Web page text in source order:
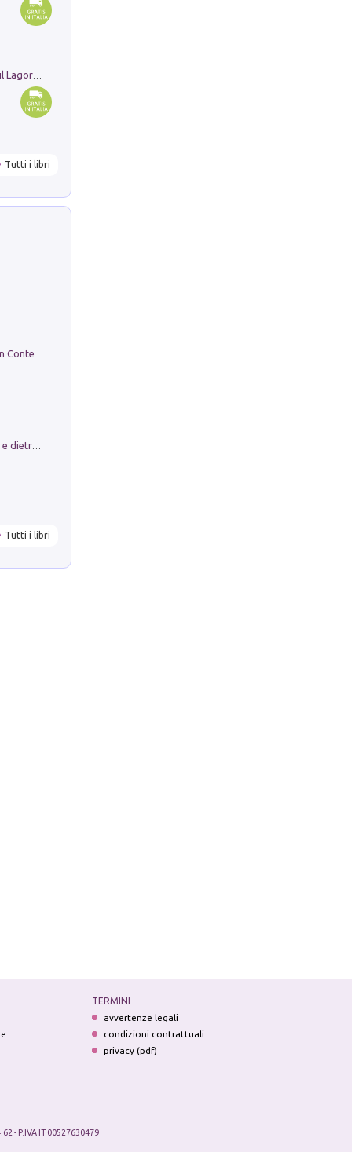
Tutti i libri
in alto! Livello A1. Con CD-Audio. Con Contenuto digitale per accesso on line
Tutti i libri
TERMINI
avvertenze legali
condizioni contrattuali
privacy (pdf)
- P.IVA IT 00527630479